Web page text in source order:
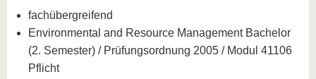
fachübergreifend
Environmental and Resource Management Bachelor
(2. Semester) / Prüfungsordnung 2005 / Modul 41106
Pflicht